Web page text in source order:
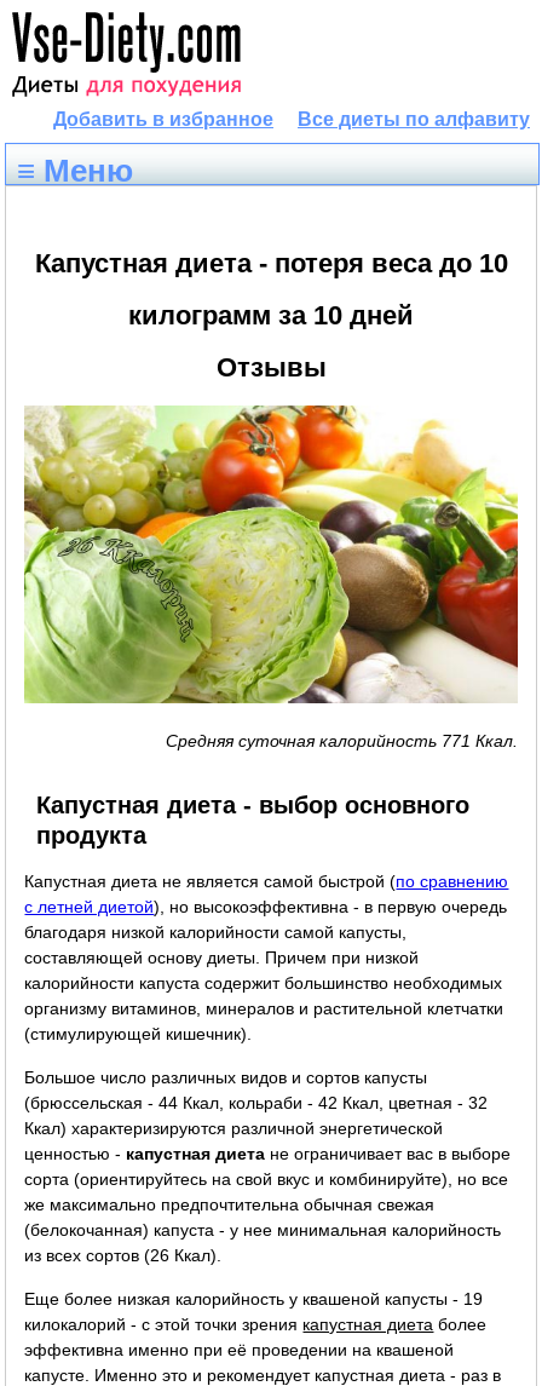
Все диеты по алфавиту
Добавить в избранное
≡ Меню
Капустная диета - потеря веса до 10
килограмм за 10 дней
Отзывы
Средняя суточная калорийность 771 Ккал.
Капустная диета - выбор основного
продукта
Капустная диета не является самой быстрой (по сравнению
с летней диетой), но высокоэффективна - в первую очередь
благодаря низкой калорийности самой капусты,
составляющей основу диеты. Причем при низкой
калорийности капуста содержит большинство необходимых
организму витаминов, минералов и растительной клетчатки
(стимулирующей кишечник).
Большое число различных видов и сортов капусты
(брюссельская - 44 Ккал, кольраби - 42 Ккал, цветная - 32
Ккал) характеризируются различной энергетической
ценностью - капустная диета не ограничивает вас в выборе
сорта (ориентируйтесь на свой вкус и комбинируйте), но все
же максимально предпочтительна обычная свежая
(белокочанная) капуста - у нее минимальная калорийность
из всех сортов (26 Ккал).
Еще более низкая калорийность у квашеной капусты - 19
килокалорий - с этой точки зрения капустная диета более
эффективна именно при её проведении на квашеной
капусте. Именно это и рекомендует капустная диета - раз в